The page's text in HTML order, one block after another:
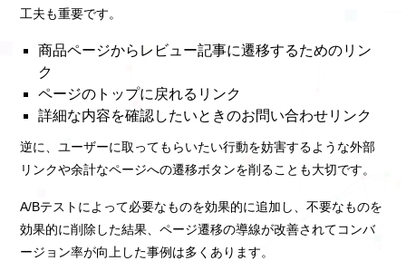
工夫も重要です。
商品ページからレビュー記事に遷移するためのリン
ク
ページのトップに戻れるリンク
詳細な内容を確認したいときのお問い合わせリンク
逆に、ユーザーに取ってもらいたい行動を妨害するような外部
リンクや余計なページへの遷移ボタンを削ることも大切です。
A/Bテストによって必要なものを効果的に追加し、不要なものを
効果的に削除した結果、ページ遷移の導線が改善されてコンバ
ージョン率が向上した事例は多くあります。